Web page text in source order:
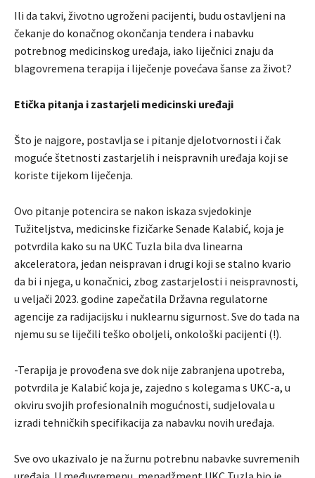
Ili da takvi, životno ugroženi pacijenti, budu ostavljeni na
čekanje do konačnog okončanja tendera i nabavku
potrebnog medicinskog uređaja, iako liječnici znaju da
blagovremena terapija i liječenje povećava šanse za život?
Etička pitanja i zastarjeli medicinski uređaji
Što je najgore, postavlja se i pitanje djelotvornosti i čak
moguće štetnosti zastarjelih i neispravnih uređaja koji se
koriste tijekom liječenja.
Ovo pitanje potencira se nakon iskaza svjedokinje
Tužiteljstva, medicinske fizičarke Senade Kalabić, koja je
potvrdila kako su na UKC Tuzla bila dva linearna
akceleratora, jedan neispravan i drugi koji se stalno kvario
da bi i njega, u konačnici, zbog zastarjelosti i neispravnosti,
u veljači 2023. godine zapečatila Državna regulatorne
agencije za radijacijsku i nuklearnu sigurnost. Sve do tada na
njemu su se liječili teško oboljeli, onkološki pacijenti (!).
-Terapija je provođena sve dok nije zabranjena upotreba,
potvrdila je Kalabić koja je, zajedno s kolegama s UKC-a, u
okviru svojih profesionalnih mogućnosti, sudjelovala u
izradi tehničkih specifikacija za nabavku novih uređaja.
Sve ovo ukazivalo je na žurnu potrebnu nabavke suvremenih